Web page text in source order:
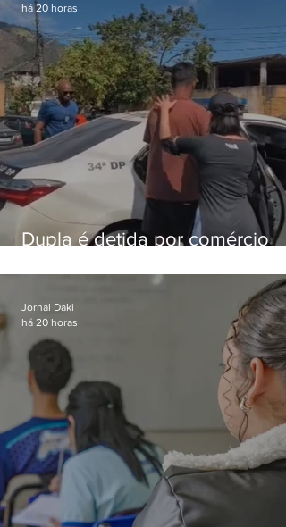
Dupla é detida por comércio
Bangu
há 20 horas
Jornal Daki
há 20 horas